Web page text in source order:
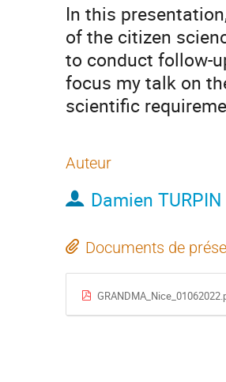
In this
of the citizen
to conduct follow-
focus my talk on
scientific
Auteur
Damien TURPIN
Documents de